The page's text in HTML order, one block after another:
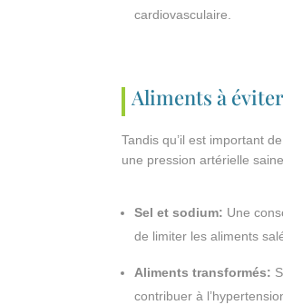
cardiovasculaire.
Aliments à éviter
Tandis qu’il est important
une pression artérielle saine.
Sel et sodium: Une
de limiter les aliments
Aliments transformés:
contribuer à